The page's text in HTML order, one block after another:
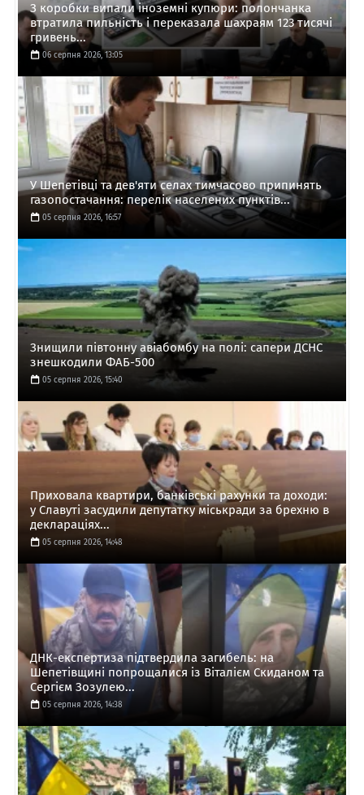
З коробки випали іноземні купюри: полончанка
втратила пильність і переказала шахраям 123 тисячі
гривень...
06 серпня 2026, 13:05
У Шепетівці та дев'яти селах тимчасово припинять
газопостачання: перелік населених пунктів...
05 серпня 2026, 16:57
Знищили півтонну авіабомбу на полі: сапери ДСНС
знешкодили ФАБ-500
05 серпня 2026, 15:40
Приховала квартири, банківські рахунки та доходи:
у Славуті засудили депутатку міськради за брехню в
деклараціях...
05 серпня 2026, 14:48
ДНК-експертиза підтвердила загибель: на
Шепетівщині попрощалися із Віталієм Скиданом та
Сергієм Зозулею...
05 серпня 2026, 14:38